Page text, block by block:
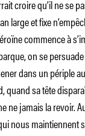
croire qu’il ne se
large et fixe
commence à
on se
dans un périple
quand sa tête
ne jamais la revoir.
nous maintiennent